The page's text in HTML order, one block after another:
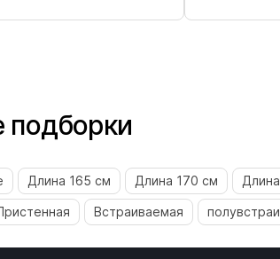
подборки
Длина 165 см Длина 170 см
Встраиваемая